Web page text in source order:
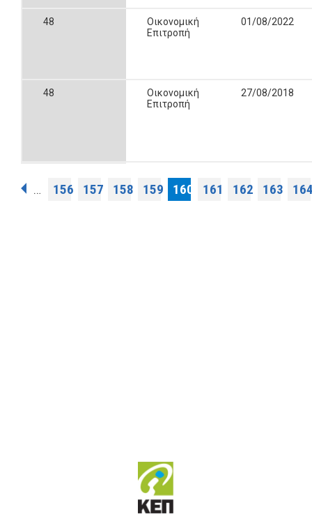
48
Οικονομική
Επιτροπή
01/08/2022
48
Οικονομική
Επιτροπή
27/08/2018
Pages
… 156 157 158 159 160 161 162 163